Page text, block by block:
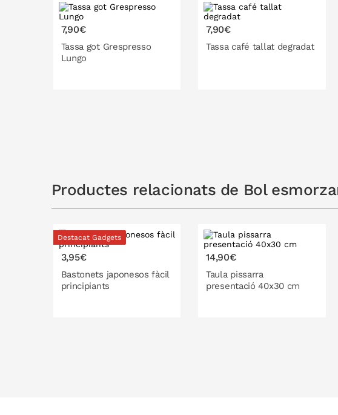
7,90€
Tassa got Grespresso
Lungo
7,90€
Tassa café tallat degradat
Productes relacionats de Bol
Destacat Gadgets
3,95€
Bastonets japonesos fàcil
principiants
14,90€
Taula pissarra
presentació 40x30 cm